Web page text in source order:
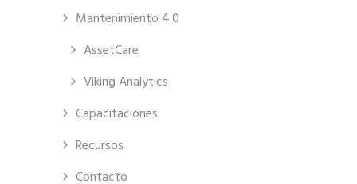
Mantenimiento 4.0
AssetCare
Viking Analytics
Capacitaciones
Recursos
Contacto